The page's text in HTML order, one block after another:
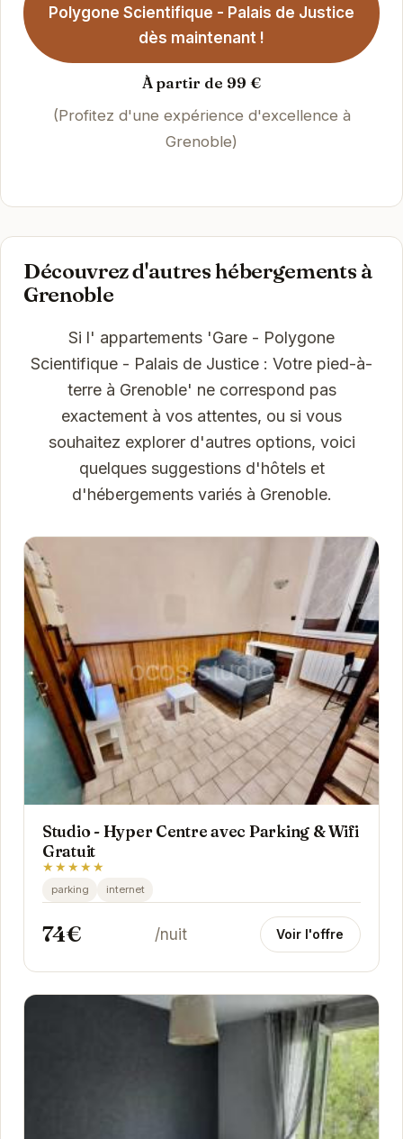
Polygone Scientifique - Palais de Justice
dès maintenant !
À partir de 99 €
(Profitez d'une expérience d'excellence à
Grenoble)
Découvrez d'autres hébergements à
Grenoble
Si l' appartements 'Gare - Polygone
Scientifique - Palais de Justice : Votre pied-à-
terre à Grenoble' ne correspond pas
exactement à vos attentes, ou si vous
souhaitez explorer d'autres options, voici
quelques suggestions d'hôtels et
d'hébergements variés à Grenoble.
Studio - Hyper Centre avec Parking & Wifi
Gratuit
★★★★★
parking internet
74€ /nuit Voir l'offre